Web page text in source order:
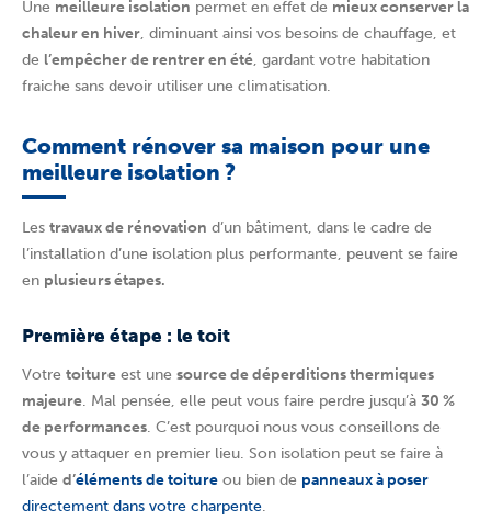
Une meilleure isolation permet en effet de mieux conserver la
chaleur en hiver, diminuant ainsi vos besoins de chauffage, et
de l’empêcher de rentrer en été, gardant votre habitation
fraiche sans devoir utiliser une climatisation.
Comment rénover sa maison pour une
meilleure isolation ?
Les travaux de rénovation d’un bâtiment, dans le cadre de
l’installation d’une isolation plus performante, peuvent se faire
en plusieurs étapes.
Première étape : le toit
Votre toiture est une source de déperditions thermiques
majeure. Mal pensée, elle peut vous faire perdre jusqu’à 30 %
de performances. C’est pourquoi nous vous conseillons de
vous y attaquer en premier lieu. Son isolation peut se faire à
l’aide d’éléments de toiture ou bien de panneaux à poser
directement dans votre charpente.